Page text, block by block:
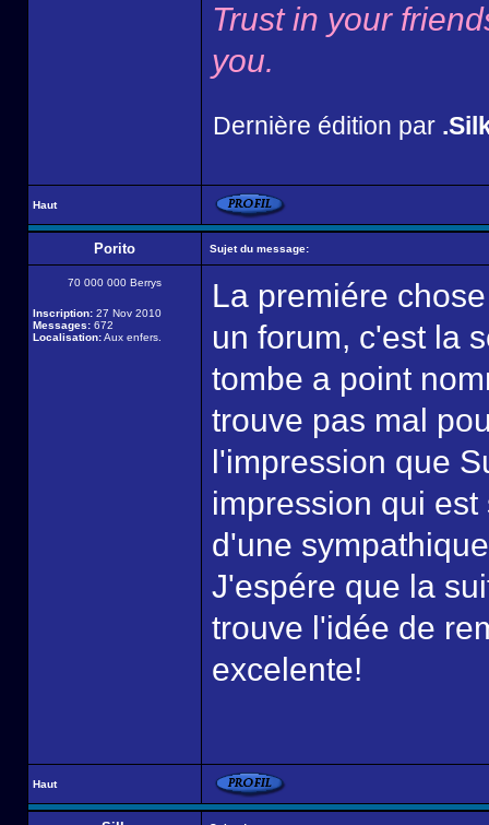
Trust in your
you.
Dernière édition par
Haut
Porito Sujet du message:
70 000 000 Berrys
Inscription: 27 Nov 2010
Messages: 672
Localisation:Aux enfers.
La premiére
un forum, c'est la
tombe a point
trouve pas mal
l'impression que
impression qui
d'une
J'espére que la
trouve l'idée de
excelente!
Haut